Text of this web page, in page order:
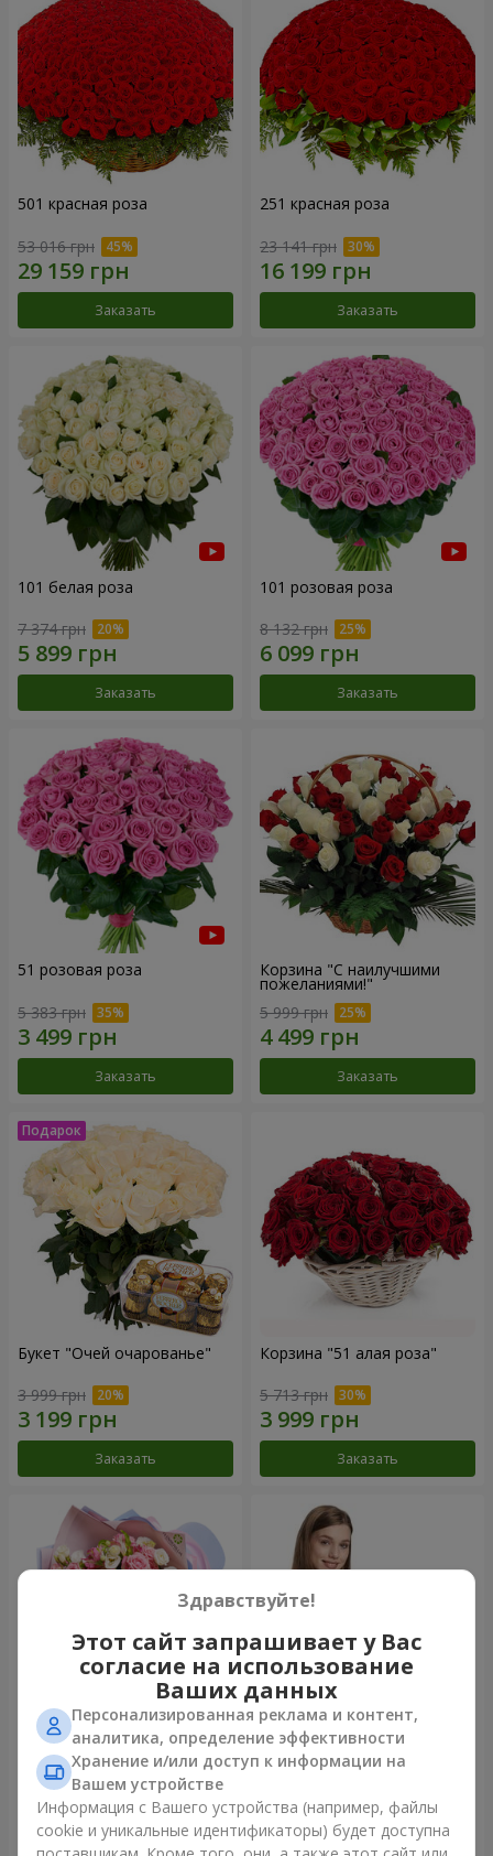
501 красная роза
53 016 грн
Заказать
251 красная роза
23 141 грн
Заказать
101 белая роза
7 374 грн
Заказать
101 розовая роза
8 132 грн
Заказать
51 розовая роза
5 383 грн
Заказать
Корзина "С наилучшими
пожеланиями!"
5 999 грн
Заказать
Букет "Очей очарованье"
3 999 грн
Заказать
Корзина "51 алая роза"
5 713 грн
Заказать
Букет "Сказка моей жизни"
2 443 грн
Заказать
Корзина "Ангелочек"
Заказать
Здравствуйте!
Этот сайт запрашивает у Вас
согласие на использование
Ваших данных
Персонализированная реклама и контент,
аналитика, определение эффективности
Хранение и/или доступ к информации на
Вашем устройстве
Информация с Вашего устройства (например, файлы
cookie и уникальные идентификаторы) будет доступна